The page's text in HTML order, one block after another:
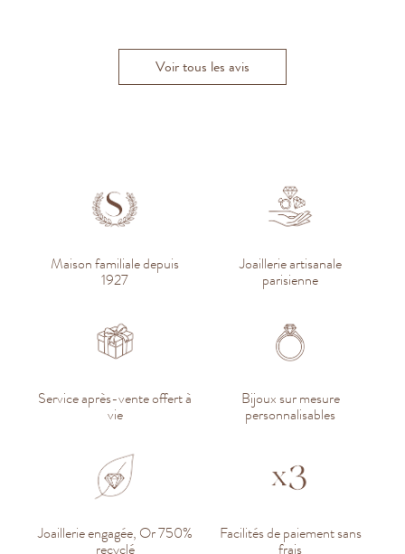
Voir tous les avis
Maison familiale depuis
1927
Joaillerie artisanale
parisienne
Service après-vente offert à
vie
Bijoux sur mesure
personnalisables
Joaillerie engagée, Or 750%
recyclé
Facilités de paiement sans
frais